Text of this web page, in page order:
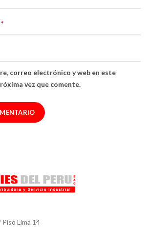
*
correo electrónico y web en este
vez que comente.
Piso Lima 14